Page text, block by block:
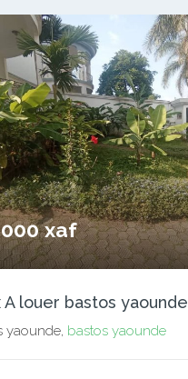
xaf
A louer bastos yaounde
yaounde, bastos yaounde